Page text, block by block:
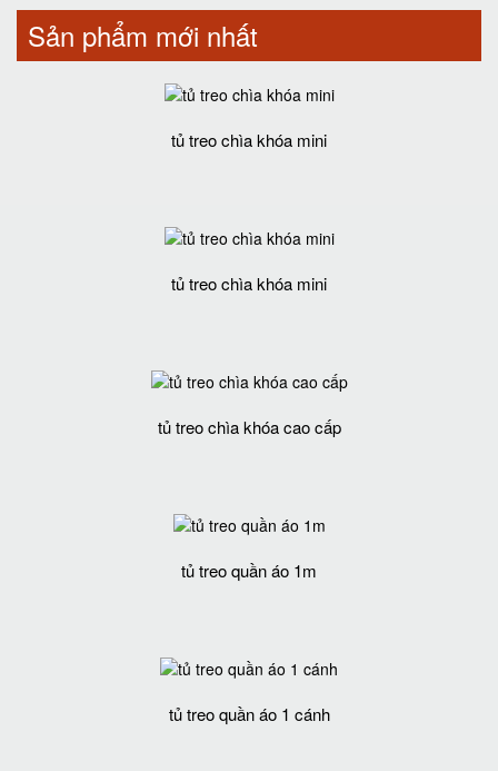
Sản phẩm mới nhất
tủ treo chìa khóa mini
tủ treo chìa khóa mini
tủ treo chìa khóa cao cấp
tủ treo quần áo 1m
tủ treo quần áo 1 cánh